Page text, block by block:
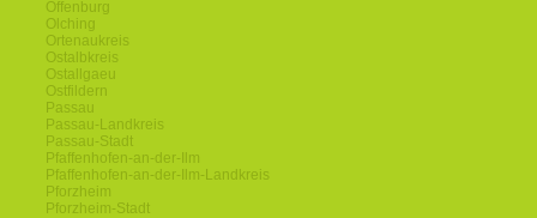
Offenburg
Olching
Ortenaukreis
Ostalbkreis
Ostallgaeu
Ostfildern
Passau
Passau-Landkreis
Passau-Stadt
Pfaffenhofen-an-der-Ilm
Pfaffenhofen-an-der-Ilm-Landkreis
Pforzheim
Pforzheim-Stadt